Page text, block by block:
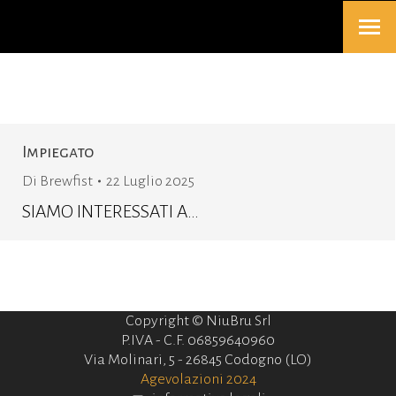
Impiegato
Di Brewfist 22 Luglio 2025
SIAMO INTERESSATI A…
Copyright © NiuBru Srl
P.IVA - C.F. 06859640960
Via Molinari, 5 - 26845 Codogno (LO)
Agevolazioni 2024